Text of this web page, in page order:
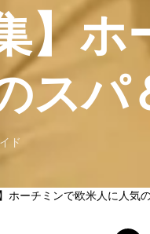
】ホ
スパ
ド
ホーチミンで欧米人に人気